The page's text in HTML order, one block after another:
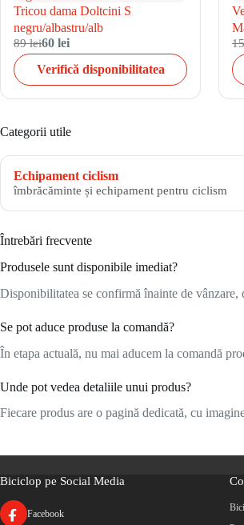
Tricou dama Doltcini S
negru/albastru/alb
89 lei60 lei
Verifică disponibilitatea
Categorii utile
Echipament ciclism
îmbrăcăminte și echipament pentru ciclism
Întrebări frecvente
Produsele sunt disponibile imediat?
Disponibilitatea se confirmă înainte de
Se pot aduce produse la comandă?
În etapa actuală, nu mai aducem la comandă
Unde pot vedea detaliile unui produs?
Fiecare produs are o pagină dedicată, cu
Biciclop pe Social Media
Facebook